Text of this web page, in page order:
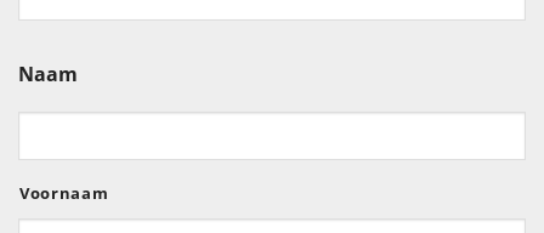
Naam
Voornaam